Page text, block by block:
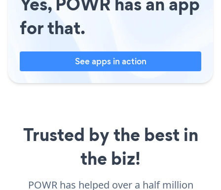
for that.
See apps in action
Trusted by the best in
the biz!
POWR has helped over a half million